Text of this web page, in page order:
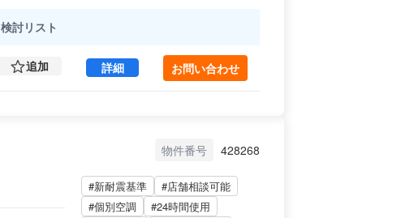
検討リスト
追加 詳細NIDビル 3 (304.93㎡) ｜中野区 の賃貸オフィス・セ
お問い合わせ
物件番号 428268
#新耐震基準
#店舗相談可能
#個別空調
#24時間使用